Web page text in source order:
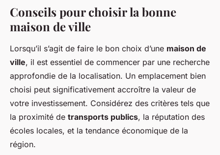
Conseils pour choisir la bonne
maison de ville
Lorsqu’il s’agit de faire le bon choix d’une maison de
ville, il est essentiel de commencer par une recherche
approfondie de la localisation. Un emplacement bien
choisi peut significativement accroître la valeur de
votre investissement. Considérez des critères tels que
la proximité de transports publics, la réputation des
écoles locales, et la tendance économique de la
région.